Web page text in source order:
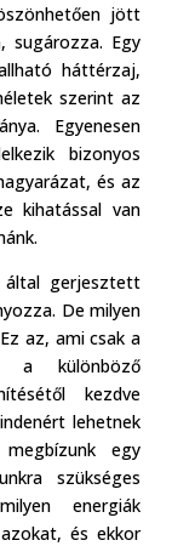
jött
sugározza. Egy
háttérzaj,
szerint az
Egyenesen
bizonyos
és az
kihatással van
gerjesztett
De milyen
az, ami csak a
a különböző
kezdve
lehetnek
egy
szükséges
energiák
és ekkor